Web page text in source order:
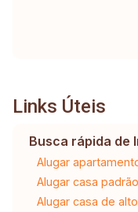
Links Úteis
Busca rápida de
Alugar
Alugar casa
Alugar casa de